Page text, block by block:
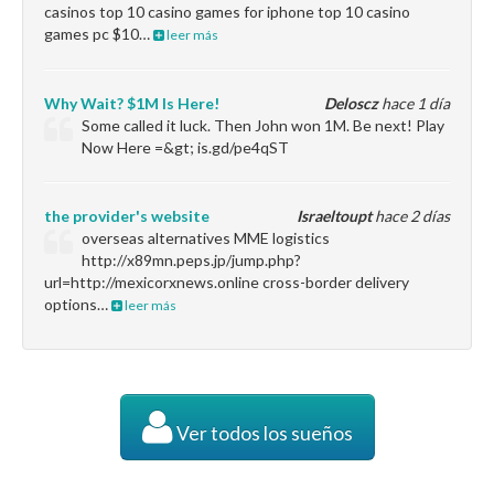
casinos top 10 casino games for iphone top 10 casino
games pc $10…
leer más
Delosczhace 1 día
Why Wait? $1M Is Here!
Some called it luck. Then John won 1M. Be next! Play
Now Here =&gt; is.gd/pe4qST
Israeltoupthace 2 días
the provider's website
overseas alternatives MME logistics
http://x89mn.peps.jp/jump.php?
url=http://mexicorxnews.online cross-border delivery
options…
leer más
Ver todos los sueños